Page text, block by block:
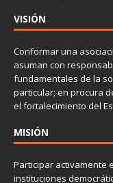
VISIÓN
Conformar una
asuman con
fundamentales de la
particular; en procura
el fortalecimiento del
MISIÓN
Participar activamente
instituciones